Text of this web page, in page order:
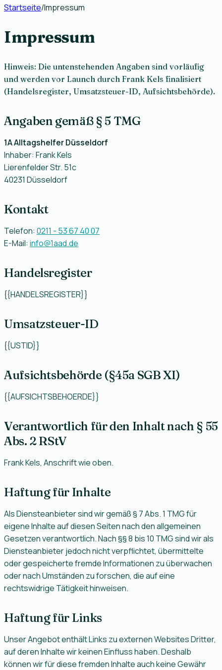
Startseite/Impressum
Impressum
Hinweis: Die untenstehenden Angaben sind vorläufig
und werden vor Launch durch Frank Kels finalisiert
(Handelsregister, Umsatzsteuer-ID, Aufsichtsbehörde).
Angaben gemäß § 5 TMG
1A Alltagshelfer Düsseldorf
Inhaber: Frank Kels
Lierenfelder Str. 51c
40231 Düsseldorf
Kontakt
Telefon: 0211 - 53 67 40 07
E-Mail: info@1aad.de
Handelsregister
{{HANDELSREGISTER}}
Umsatzsteuer-ID
{{USTID}}
Aufsichtsbehörde (§45a SGB XI)
{{AUFSICHTSBEHOERDE}}
Verantwortlich für den Inhalt nach § 55
Abs. 2 RStV
Frank Kels, Anschrift wie oben.
Haftung für Inhalte
Als Diensteanbieter sind wir gemäß § 7 Abs. 1 TMG für
eigene Inhalte auf diesen Seiten nach den allgemeinen
Gesetzen verantwortlich. Nach §§ 8 bis 10 TMG sind wir als
Diensteanbieter jedoch nicht verpflichtet, übermittelte
oder gespeicherte fremde Informationen zu überwachen
oder nach Umständen zu forschen, die auf eine
rechtswidrige Tätigkeit hinweisen.
Haftung für Links
Unser Angebot enthält Links zu externen Websites Dritter,
auf deren Inhalte wir keinen Einfluss haben. Deshalb
können wir für diese fremden Inhalte auch keine Gewähr